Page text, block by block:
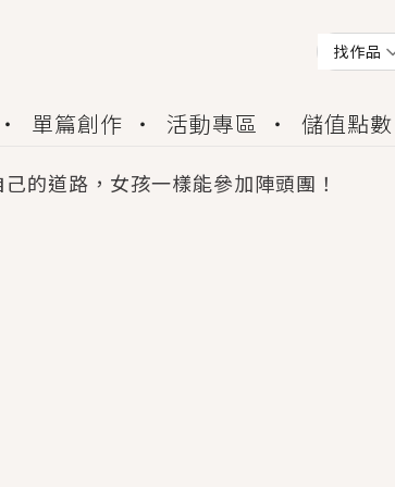
找作品
單篇創作 活動專區 儲值點數
的道路，女孩一樣能參加陣頭團！
豐富廣宣資源、專屬服務與獨享福利！
，你哭什麼？》追妻火葬場！前夫失憶
檸檬的香氣、互相愛慕的兩位少女，今
世界觀，無法抗拒的吸引力，已中毒
子模型，但現實中買下的竟是屬於他的
自己也無法改變的永恆， 他的一生將不